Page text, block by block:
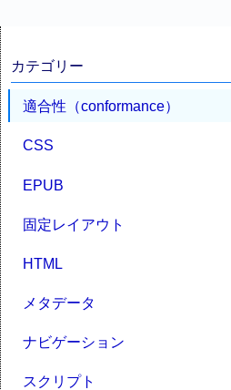
カテゴリー
適合性（conformance）
CSS
EPUB
固定レイアウト
HTML
メタデータ
ナビゲーション
スクリプト